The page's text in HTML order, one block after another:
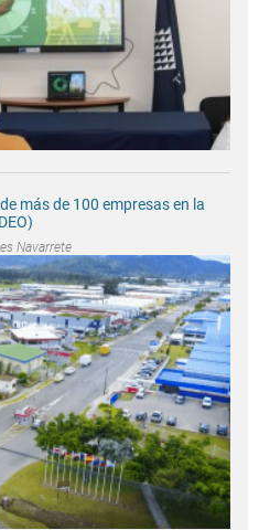
más de 100 empresas en la
Navarrete